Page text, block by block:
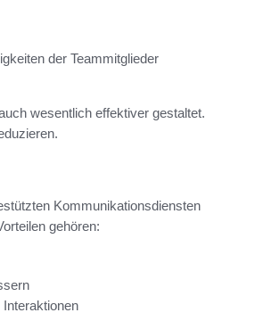
der Teammitglieder
wesentlich effektiver gestaltet.
Kommunikationsdiensten
gehören: